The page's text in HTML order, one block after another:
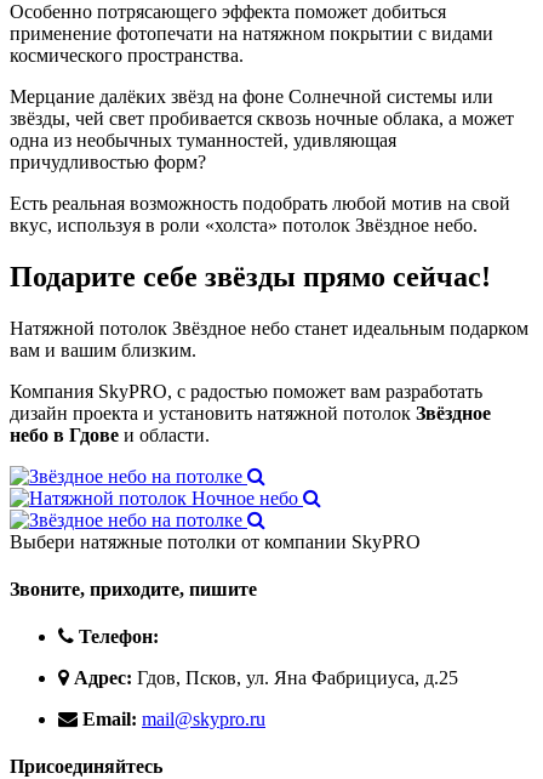
Особенно потрясающего эффекта поможет добиться
применение фотопечати на натяжном покрытии с видами
космического пространства.
Мерцание далёких звёзд на фоне Солнечной системы или
звёзды, чей свет пробивается сквозь ночные облака, а может
одна из необычных туманностей, удивляющая
причудливостью форм?
Есть реальная возможность подобрать любой мотив на свой
вкус, используя в роли «холста» потолок Звёздное небо.
Подарите себе звёзды прямо сейчас!
Натяжной потолок Звёздное небо станет идеальным подарком
вам и вашим близким.
Компания SkyPRO, с радостью поможет вам разработать
дизайн проекта и установить натяжной потолок Звёздное
небо в Гдове и области.
Выбери натяжные потолки от компании SkyPRO
Звоните, приходите, пишите
Телефон:
Адрес: Гдов, Псков, ул. Яна Фабрициуса, д.25
Email: mail@skypro.ru
Присоединяйтесь